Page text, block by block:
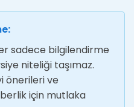
sadece bilgilendirme
niteliği taşımaz.
önerileri ve
için mutlaka